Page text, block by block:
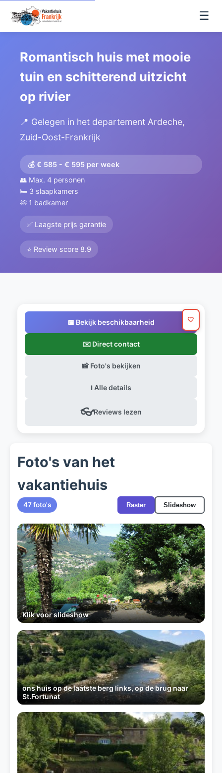
☰
Romantisch huis met mooie
tuin en schitterend uitzicht
op rivier
📍 Gelegen in het departement Ardeche,
Zuid-Oost-Frankrijk
💰 € 585 - € 595 per week
👥 Max. 4 personen
🛏️ 3 slaapkamers
🛀 1 badkamer
✅ Laagste prijs garantie
⭐ Review score 8.9
📅 Bekijk beschikbaarheid
✉️ Direct contact
📸 Foto's bekijken
ℹ️ Alle details
🤍
👓Reviews lezen
Foto's van het
vakantiehuis
47 foto's Raster Slideshow
Klik voor slideshow
ons huis op de laatste berg links, op de brug naar
St.Fortunat